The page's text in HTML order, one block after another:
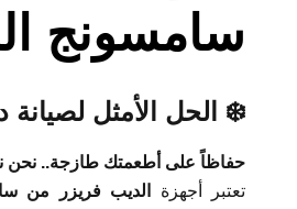
سامسونج
❄️ الحل الأمثل
حفاظاً على أطعمتك طازجة.. نحن
تعتبر أجهزة
الديب فريزر من